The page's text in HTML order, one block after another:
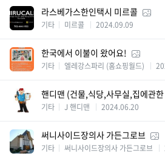
라스베가스한인택시 미르콜
기타 미르콜 2024.09.09
한국에서 이불이 왔어요!
기타 엘레강스파리 (홈쇼핑월드)
핸디맨 (건물,식당,사무실,집에관
기타 J 핸디맨 2024.06.20
써니사이드장의사 가든그로브
기타 써니사이드장의사 가든그로브